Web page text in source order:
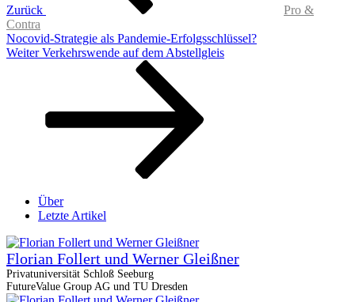
Zurück
Pro &
Contra
Nocovid-Strategie als Pandemie-Erfolgsschlüssel?
Nächster
Weiter Verkehrswende auf dem Abstellgleis
Über
Letzte Artikel
Florian Follert und Werner Gleißner
Privatuniversität Schloß Seeburg
FutureValue Group AG und TU Dresden